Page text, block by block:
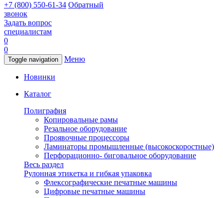
+7 (800) 550-61-34 Обратный
звонок
Задать вопрос
специалистам
0
0
Toggle navigation Меню
Новинки
Каталог
Полиграфия
Копировальные рамы
Резальное оборудование
Проявочные процессоры
Ламинаторы промышленные (высокоскоростные)
Перфорационно- биговальное оборудование
Весь раздел
Рулонная этикетка и гибкая упаковка
Флексографические печатные машины
Цифровые печатные машины